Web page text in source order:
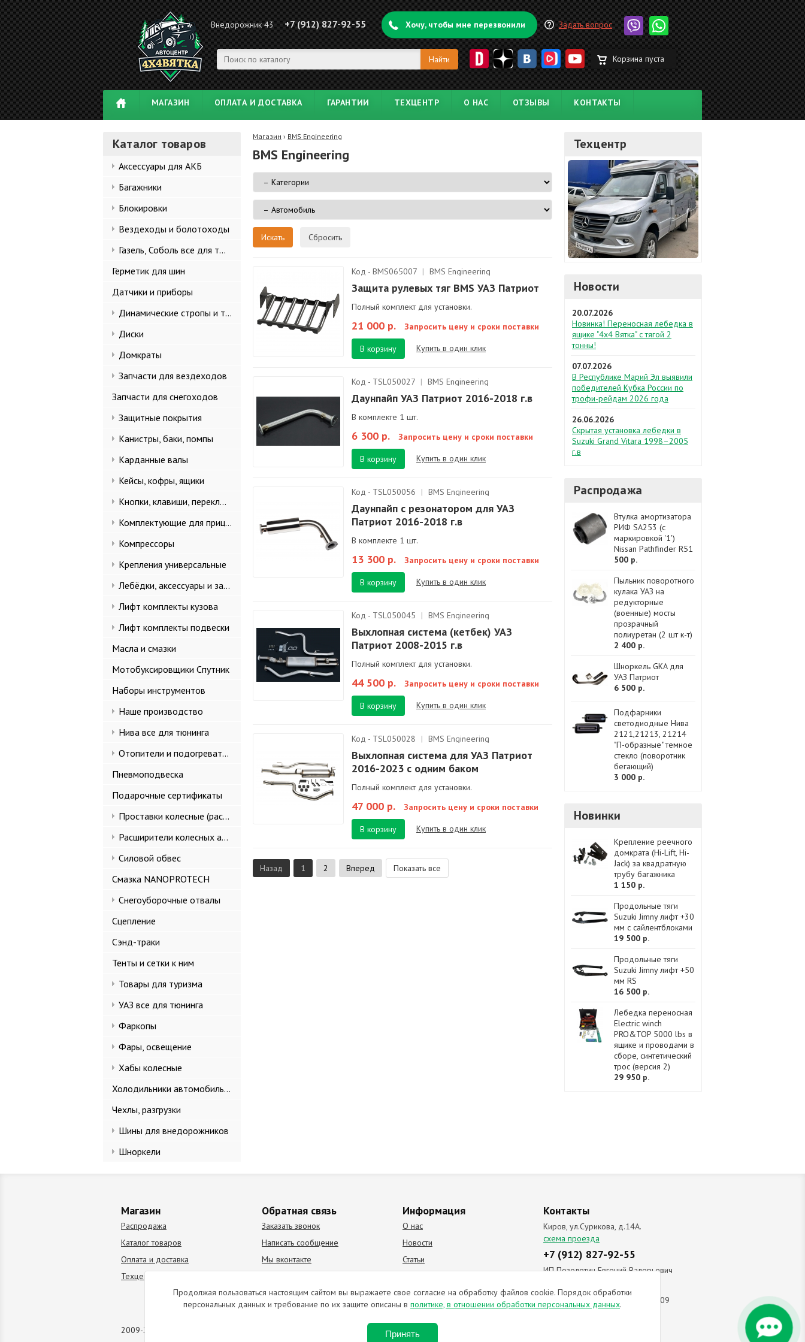
Внедорожник 43 +7 (912) 827-92-55 Хочу, чтобы мне перезвонили Задать вопрос
Корзина пуста
МАГАЗИН ОПЛАТА И ДОСТАВКА ГАРАНТИИ ТЕХЦЕНТР О НАС ОТЗЫВЫ КОНТАКТЫ
Каталог товаров
Аксессуары для АКБ
Багажники
Блокировки
Вездеходы и болотоходы
Газель, Соболь все для тюнинга
Герметик для шин
Датчики и приборы
Динамические стропы и такелаж
Диски
Домкраты
Запчасти для вездеходов
Запчасти для снегоходов
Защитные покрытия
Канистры, баки, помпы
Карданные валы
Кейсы, кофры, ящики
Кнопки, клавиши, переключатели
Комплектующие для прицепов
Компрессоры
Крепления универсальные
Лебёдки, аксессуары и запчасти
Лифт комплекты кузова
Лифт комплекты подвески
Масла и смазки
Мотобуксировщики Спутник
Наборы инструментов
Наше производство
Нива все для тюнинга
Отопители и подогреватели
Пневмоподвеска
Подарочные сертификаты
Проставки колесные (расширители колеи)
Расширители колесных арок и брызговики
Силовой обвес
Смазка NANOPROTECH
Снегоуборочные отвалы
Сцепление
Сэнд-траки
Тенты и сетки к ним
Товары для туризма
УАЗ все для тюнинга
Фаркопы
Фары, освещение
Хабы колесные
Холодильники автомобильные
Чехлы, разгрузки
Шины для внедорожников
Шноркели
Магазин › BMS Engineering
BMS Engineering
Сбросить
Код - BMS065007 | BMS Engineering
Защита рулевых тяг BMS УАЗ Патриот
Полный комплект для установки.
21 000 р. Запросить цену и сроки поставки
В корзину Купить в один клик
Код - TSL050027 | BMS Engineering
Даунпайп УАЗ Патриот 2016-2018 г.в
В комплекте 1 шт.
6 300 р. Запросить цену и сроки поставки
В корзину Купить в один клик
Код - TSL050056 | BMS Engineering
Даунпайп с резонатором для УАЗ
Патриот 2016-2018 г.в
В комплекте 1 шт.
13 300 р. Запросить цену и сроки поставки
В корзину Купить в один клик
Код - TSL050045 | BMS Engineering
Выхлопная система (кетбек) УАЗ
Патриот 2008-2015 г.в
Полный комплект для установки.
44 500 р. Запросить цену и сроки поставки
В корзину Купить в один клик
Код - TSL050028 | BMS Engineering
Выхлопная система для УАЗ Патриот
2016-2023 с одним баком
Полный комплект для установки.
47 000 р. Запросить цену и сроки поставки
В корзину Купить в один клик
Назад 1 2 Вперед Показать все
Техцентр
Новости
20.07.2026
Новинка! Переносная лебедка в
ящике "4х4 Вятка" с тягой 2
тонны!
07.07.2026
В Республике Марий Эл выявили
победителей Кубка России по
трофи-рейдам 2026 года
26.06.2026
Скрытая установка лебедки в
Suzuki Grand Vitara 1998–2005
г.в
Распродажа
Втулка амортизатора
РИФ SA253 (с
маркировкой '1')
Nissan Pathfinder R51
500 р.
Пыльник поворотного
кулака УАЗ на
редукторные
(военные) мосты
прозрачный
полиуретан (2 шт к-т)
2 400 р.
Шноркель GKA для
УАЗ Патриот
6 500 р.
Подфарники
светодиодные Нива
2121,21213, 21214
"П-образные" темное
стекло (поворотник
бегающий)
3 000 р.
Новинки
Крепление реечного
домкрата (Hi-Lift, Hi-
Jack) за квадратную
трубу багажника
1 150 р.
Продольные тяги
Suzuki Jimny лифт +30
мм с сайлентблоками
19 500 р.
Продольные тяги
Suzuki Jimny лифт +50
мм RS
16 500 р.
Лебедка переносная
Electric winch
PRO&TOP 5000 lbs в
ящике и проводами в
сборе, синтетический
трос (версия 2)
29 950 р.
Магазин
Распродажа
Каталог товаров
Оплата и доставка
Техцентр
Обратная связь
Заказать звонок
Написать сообщение
Мы вконтакте
Информация
О нас
Новости
Статьи
Контакты
Киров, ул.Сурикова, д.14А.
схема проезда
+7 (912) 827-92-55
ИП Позолотин Евгений Валерьевич
ИНН 434537218055 / ОГРН ИП
309434505600123 от 25.02.2009
2009-2026 © Все права защищены. Копирование материалов запрещено. Отправляя любую форму на сайте, вы соглашаетесь с
Продолжая пользоваться настоящим сайтом вы выражаете свое согласие на обработку файлов cookie. Порядок обработки
персональных данных и требование по их защите описаны в политике, в отношении обработки персональных данных.
Принять